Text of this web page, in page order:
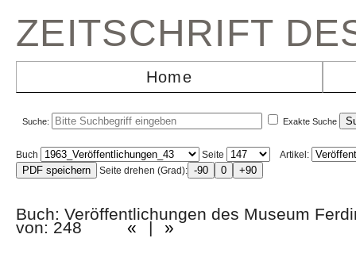
ZEITSCHRIFT
Home
Suche: Exakte Suche
Buch Seite
Artikel:
Seite drehen (Grad):
Buch: Veröffentlichungen des Museum
von: 248 « | »